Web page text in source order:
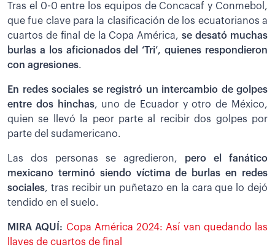
Tras el 0-0 entre los equipos de Concacaf y Conmebol,
que fue clave para la clasificación de los ecuatorianos a
cuartos de final de la Copa América,se desató muchas
burlas a los aficionados del ‘Tri’, quienes respondieron
con agresiones.
En redes sociales se registró un intercambio de golpes
entre dos hinchas, uno de Ecuador y otro de México,
quien se llevó la peor parte al recibir dos golpes por
parte del sudamericano.
Las dos personas se agredieron, pero el fanático
mexicano terminó siendo víctima de burlas en redes
sociales, tras recibir un puñetazo en la cara que lo dejó
tendido en el suelo.
MIRA AQUÍ: Copa América 2024: Así van quedando las
llaves de cuartos de final